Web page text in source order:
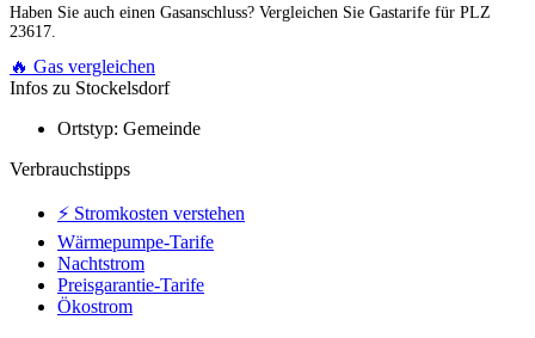
Haben Sie auch einen Gasanschluss? Vergleichen Sie Gastarife für PLZ
23617.
🔥 Gas vergleichen
Infos zu Stockelsdorf
Ortstyp: Gemeinde
Verbrauchstipps
⚡ Stromkosten verstehen
Wärmepumpe-Tarife
Nachtstrom
Preisgarantie-Tarife
Ökostrom